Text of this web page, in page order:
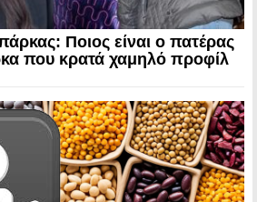
Ποιος είναι ο πατέρας
που κρατά χαμηλό προφίλ